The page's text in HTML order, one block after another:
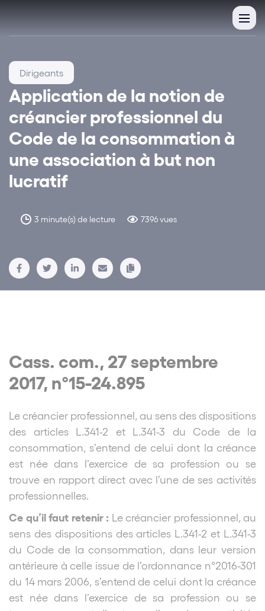
Application de la notion de
créancier professionnel du
Code de la consommation à
une association à but non
lucratif
3 minute(s) de lecture 7396 vues
Dirigeants
Cass. com., 27 septembre
2017, n°15-24.895
Le créancier professionnel, au sens des dispositions
des articles L.341-2 et L.341-3 du Code de la
consommation,s’entend de celui dont la créance
est née dans l’exercice de sa profession ou se
trouve en rapport direct avec l’une de ses activités
professionnelles.
Ce qu’il faut retenir : Le créancier professionnel, au
sens des dispositions des articles L.341-2 et L.341-3
du Code de la consommation, dans leur version
antérieure à celle issue de l’ordonnance n°2016-301
du 14 mars 2006, s’entend de celui dont la créance
est née dans l’exercice de sa profession ou se